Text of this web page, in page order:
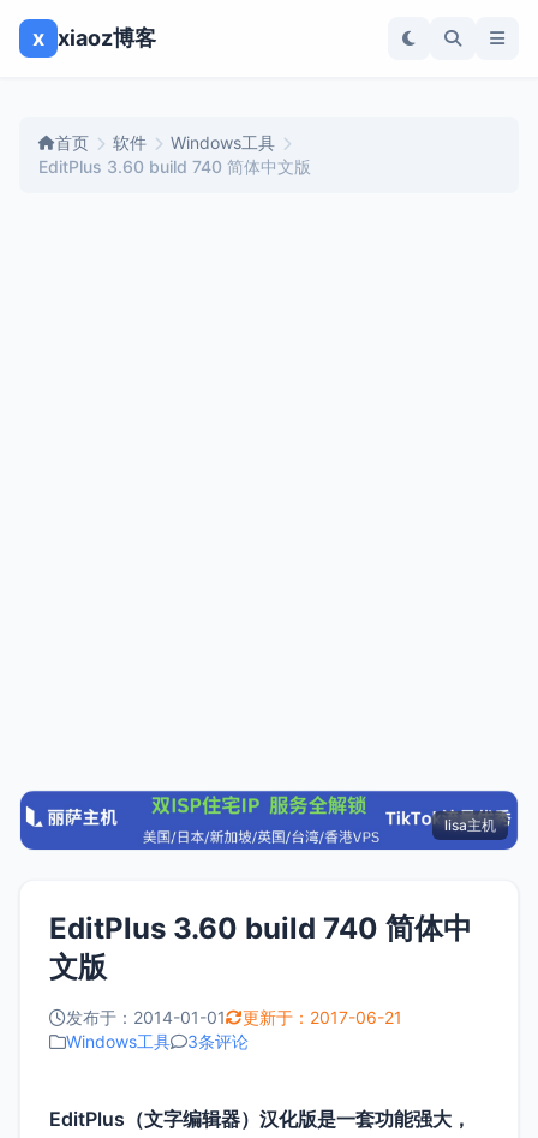
x xiaoz博客
首页 软件
Windows工具
EditPlus 3.60 build 740 简体中文版
lisa主机
EditPlus 3.60 build 740 简体中
文版
发布于：2014-01-01
更新于：2017-06-21
Windows工具
3条评论
EditPlus（文字编辑器）汉化版是一套功能强大，